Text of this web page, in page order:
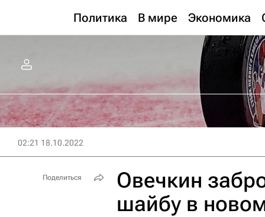
Политика В мире Экономика
02:21 18.10.2022
Овечкин
шайбу в
Поделиться